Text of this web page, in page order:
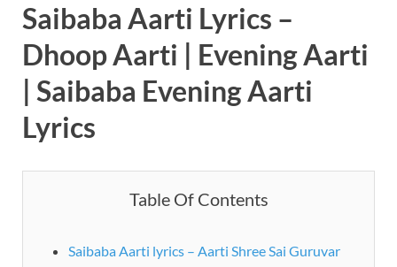
Saibaba Aarti Lyrics –
Dhoop Aarti | Evening Aarti
| Saibaba Evening Aarti
Lyrics
Table Of Contents
Saibaba Aarti lyrics – Aarti Shree Sai Guruvar